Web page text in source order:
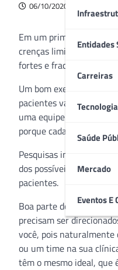
Carreiras
Tecnologia
Saúde
Mercado
Eventos E
06/10/2020
Em um primeiro
crenças limitantes de
fortes e fracos, além de
Um bom exemplo
pacientes valorizam, e
uma equipe bem
porque cada empresa
Pesquisas indicam que
dos possíveis clientes,
pacientes.
Boa parte dos gestores
precisam ser
você, pois naturalmente
ou um time na sua
têm o mesmo ideal, que